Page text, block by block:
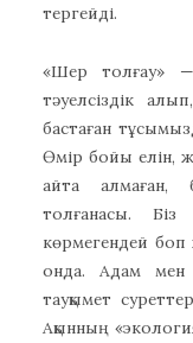
тергейді.
«Шер толғау»
тәуелсіздік
бастаған
Өмір бойы елін,
айта алмаған,
толғанасы.
көрмегендей
онда. Адам мен
тауқымет
Ақынның